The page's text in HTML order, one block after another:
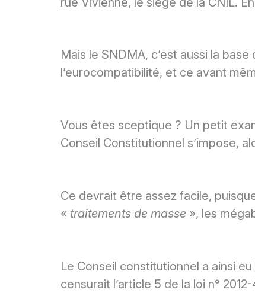
Mais le SNDMA, c’est aussi la
l’eurocompatibilité, et ce avant
Vous êtes sceptique ? Un petit
Conseil Constitutionnel s’impose,
Ce devrait être assez facile,
« traitements de masse », les
Le Conseil constitutionnel a ainsi
censurait l’article 5 de la loi n°